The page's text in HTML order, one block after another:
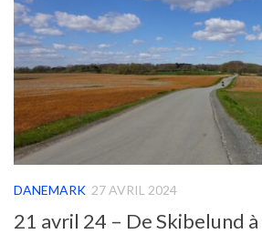
DANEMARK 27 AVRIL 2024
21 avril 24 – De Skibelund